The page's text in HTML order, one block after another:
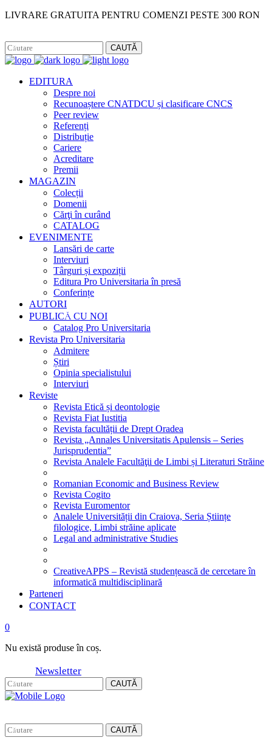
LIVRARE GRATUITA PENTRU COMENZI PESTE 300 RON
CAUTĂ
EDITURA
Despre noi
Recunoaștere CNATDCU și clasificare CNCS
Peer review
Referenți
Distribuție
Cariere
Acreditare
Premii
MAGAZIN
Colecții
Domenii
Cărţi în curând
CATALOG
EVENIMENTE
Lansări de carte
Interviuri
Târguri și expoziții
Editura Pro Universitaria în presă
Conferințe
AUTORI
PUBLICĂ CU NOI
Catalog Pro Universitaria
Revista Pro Universitaria
Admitere
Știri
Opinia specialistului
Interviuri
Reviste
Revista Etică și deontologie
Revista Fiat Iustitia
Revista facultății de Drept Oradea
Revista „Annales Universitatis Apulensis – Series
Jurisprudentia”
Revista Analele Facultăţii de Limbi și Literaturi Străine
Romanian Economic and Business Review
Revista Cogito
Revista Euromentor
Analele Universității din Craiova, Seria Științe
filologice, Limbi străine aplicate
Legal and administrative Studies
CreativeAPPS – Revistă studențească de cercetare în
informatică multidisciplinară
Parteneri
CONTACT
0
Nu există produse în coș.
Newsletter
CAUTĂ
CAUTĂ